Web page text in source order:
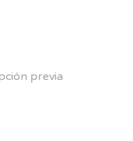
previa